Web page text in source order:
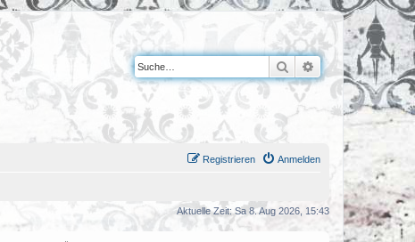
Suche Erweiterte Suche
Anmelden
Registrieren
Aktuelle Zeit: Sa 8. Aug 2026, 15:43